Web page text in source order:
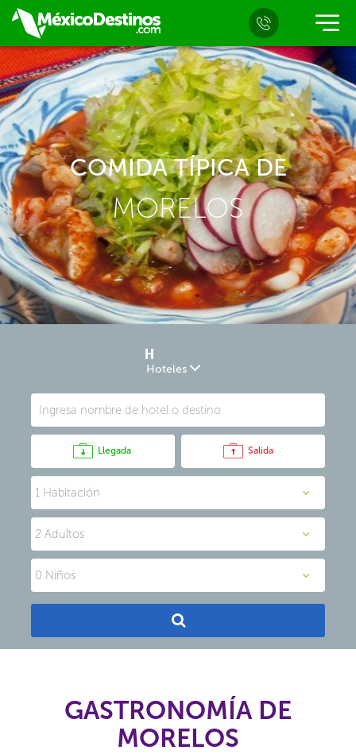
COMIDA TÍPICA DE
MORELOS
Hoteles
Llegada Salida
GASTRONOMÍA DE
MORELOS